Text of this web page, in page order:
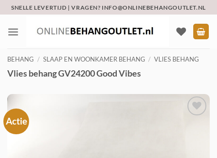
naar
inhoud
SNELLE LEVERTIJD | VRAGEN? INFO@ONLINEBEHANGOUTLET.NL
BEHANG / SLAAP EN WOONKAMER BEHANG / VLIES BEHANG
Vlies behang GV24200 Good Vibes
Actie